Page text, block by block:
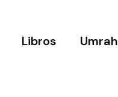
Libros Umrah